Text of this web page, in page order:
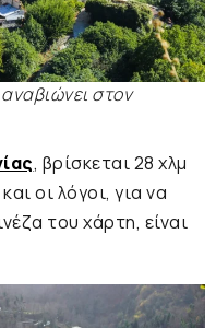
στον
, βρίσκεται 28 χλμ
οι λόγοι, για να
του χάρτη, είναι